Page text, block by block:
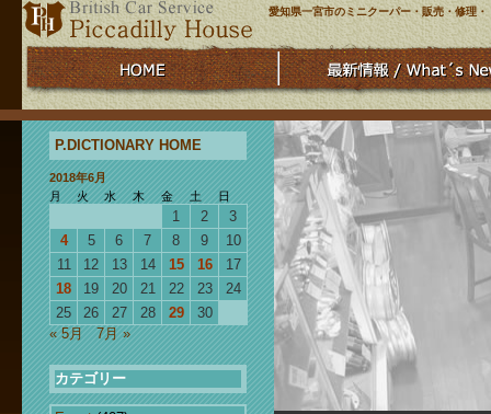
愛知県一宮市のミニクーパー・販売・修理
P.DICTIONARY HOME
2018年6月
月
火 水 木 金 土 日
1 2
3
4
5 6 7 8 9
10
11
12 13 14 15 16
17
18
19 20 21 22 23
24
25
26 27 28 29
30
« 5月
7月 »
カテゴリー